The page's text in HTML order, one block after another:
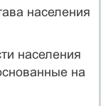
населения
населения
на